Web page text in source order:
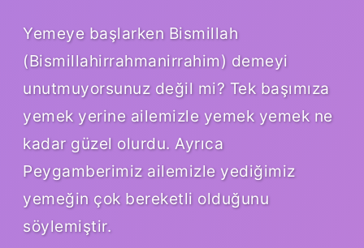
Yemeye başlarken Bismillah
(Bismillahirrahmanirrahim) demeyi
unutmuyorsunuz değil mi? Tek başımıza
yemek yerine ailemizle yemek yemek ne
kadar güzel olurdu. Ayrıca
Peygamberimiz ailemizle yediğimiz
yemeğin çok bereketli olduğunu
söylemiştir.